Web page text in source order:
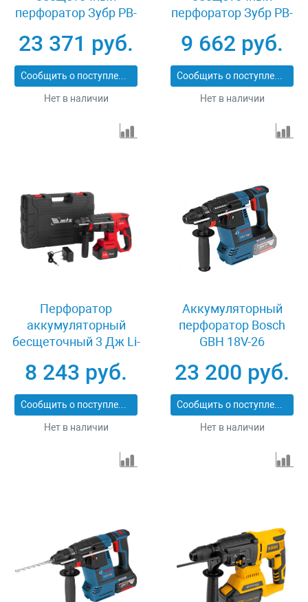
перфоратор Зубр PB-
23 371 руб.
Сообщить о поступлении
Нет в наличии
перфоратор Зубр PB-
9 662 руб.
Сообщить о поступлении
Нет в наличии
Перфоратор
аккумуляторный
бесщеточный 3 Дж Li-
20-26 26780
8 243 руб.
Сообщить о поступлении
Нет в наличии
Аккумуляторный
перфоратор Bosch
GBH 18V-26
23 200 руб.
Сообщить о поступлении
Нет в наличии